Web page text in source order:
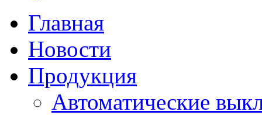
Главная
Новости
Продукция
Автоматические